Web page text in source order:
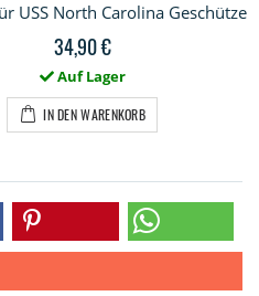
USS North Carolina Geschütze
34,90 €
Auf Lager
IN DEN WARENKORB